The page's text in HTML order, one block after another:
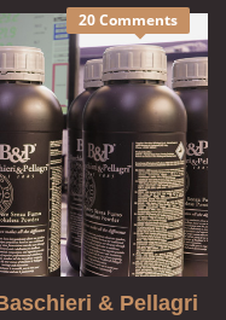
20 Comments
& Pellagri